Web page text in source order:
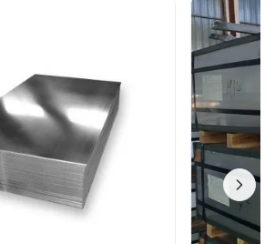
ース材料 冷間圧延鋼（DX51D、
コーティングの厚さ 5-20μm コーテ
アルミニウム亜鉛合金（ガルバリウ
: 溶接、パンチング、切断、曲げ、コイ
ーティング 規格: AiSi、ASTM、Bs、
600mm – 1500mm 表面仕上げ 滑ら
ンボス加工 用途 屋...